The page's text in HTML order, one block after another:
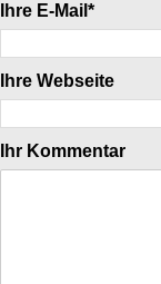
Ihre E-Mail*
Ihre Webseite
Ihr Kommentar